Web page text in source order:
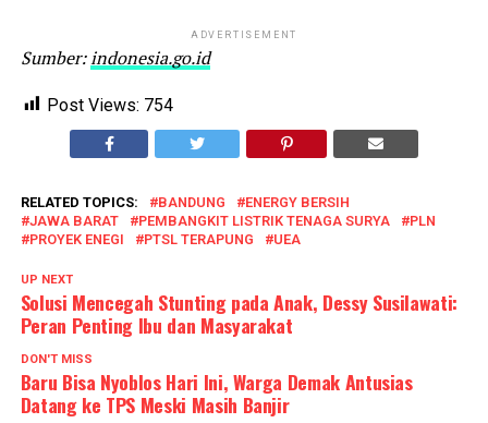
ADVERTISEMENT
Sumber:indonesia.go.id
Post Views: 754
RELATED TOPICS: BANDUNG
ENERGY BERSIH
JAWA BARAT
PEMBANGKIT LISTRIK TENAGA SURYA
PLN
PROYEK ENEGI
PTSL TERAPUNG UEA
UP NEXT
Solusi Mencegah Stunting pada Anak, Dessy Susilawati:
Peran Penting Ibu dan Masyarakat
DON'T MISS
Baru Bisa Nyoblos Hari Ini, Warga Demak Antusias
Datang ke TPS Meski Masih Banjir